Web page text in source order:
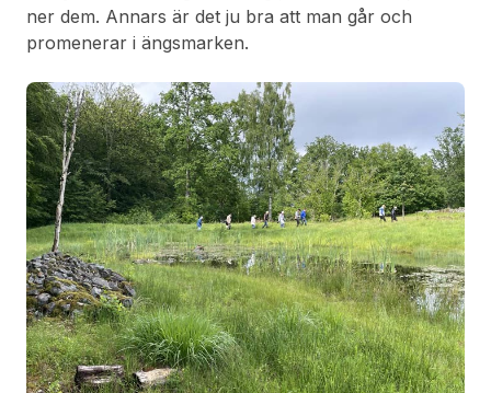
ner dem. Annars är det ju bra att man går och
promenerar i ängsmarken.